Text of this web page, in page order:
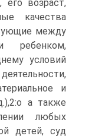
его возраст,
качества
между
условий
и
а также
любых
детей, суд